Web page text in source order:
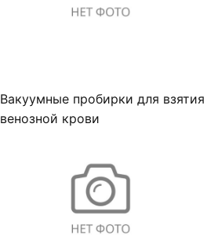
Вакуумные пробирки для взятия
венозной крови